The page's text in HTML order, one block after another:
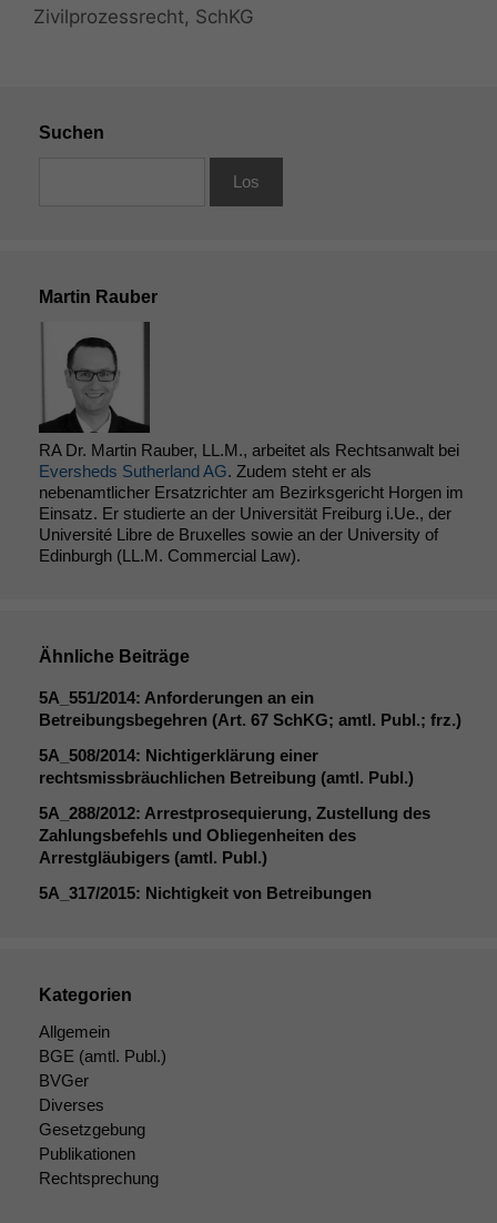
Zivilprozessrecht, SchKG
Suchen
Martin Rauber
RA Dr. Martin Rauber, LL.M., arbeitet als Rechtsanwalt bei
Eversheds Sutherland AG. Zudem steht er als
nebenamtlicher Ersatzrichter am Bezirksgericht Horgen im
Einsatz. Er studierte an der Universität Freiburg i.Ue., der
Université Libre de Bruxelles sowie an der University of
Edinburgh (LL.M. Commercial Law).
Ähnliche Beiträge
5A_551/2014: Anforderungen an ein
Betreibungsbegehren (Art. 67 SchKG; amtl. Publ.; frz.)
5A_508/2014: Nichtigerklärung einer
rechtsmissbräuchlichen Betreibung (amtl. Publ.)
5A_288/2012: Arrestprosequierung, Zustellung des
Zahlungsbefehls und Obliegenheiten des
Arrestgläubigers (amtl. Publ.)
5A_317/2015: Nichtigkeit von Betreibungen
Kategorien
Allgemein
BGE (amtl. Publ.)
BVGer
Diverses
Gesetzgebung
Publikationen
Rechtsprechung
Wenn Sie
diese Option
deaktivieren,
kann die
Website nicht
zu 100%
anonyme Daten ab,
um interne
marketingtechnische
Auswertungen
können. Diese helfen
uns, unsere Website